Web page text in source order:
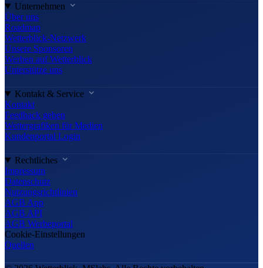
Unternehmen
Über uns
Roadmap
Wetterblick-Netzwerk
Unsere Sponsoren
Werben auf Wetterblick
Unterstütze uns
Kontakt & Service
Kontakt
Feedback geben
Wettergrafiken für Medien
Kundenportal Login
Rechtliches
Impressum
Datenschutz
Nutzungsrichtlinien
AGB App
AGB API
AGB Werbeportal
Cookie-Einstellungen
Quellen